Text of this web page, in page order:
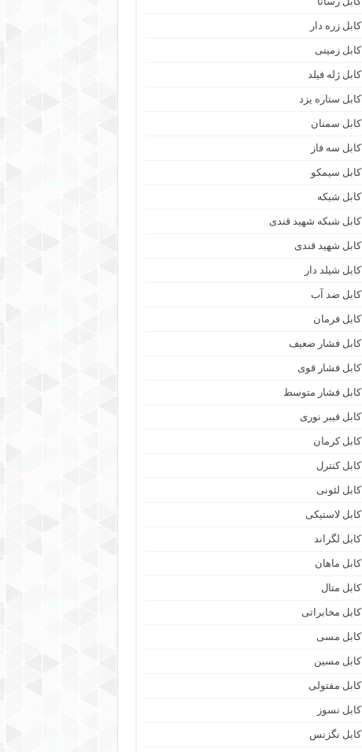
کابل زره دار
کابل زمینی
کابل ژله فیلد
کابل ستاره یزد
کابل سمنان
کابل سه فاز
کابل سیمکو
کابل شبکه
کابل شبکه شهید قندی
کابل شهید قندی
کابل شیلد دار
کابل ضد آب
کابل فرمان
کابل فشار ضعیف
کابل فشار قوی
کابل فشار متوسط
کابل فیبر نوری
کابل کرمان
کابل کنترل
کابل لئونی
کابل لاستیکی
کابل لگراند
کابل ماهان
کابل متال
کابل مخابراتی
کابل مسی
کابل مسین
کابل مفتولی
کابل نسوز
کابل نگزنس